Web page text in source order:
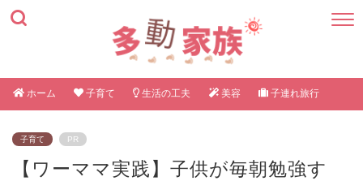
ホーム 子育て 生活の工夫 美容 子連れ旅行
子育て PR
【ワーママ実践】子供が毎朝勉強す